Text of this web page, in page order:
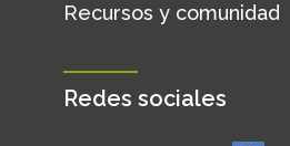
Recursos y comunidad
Redes sociales